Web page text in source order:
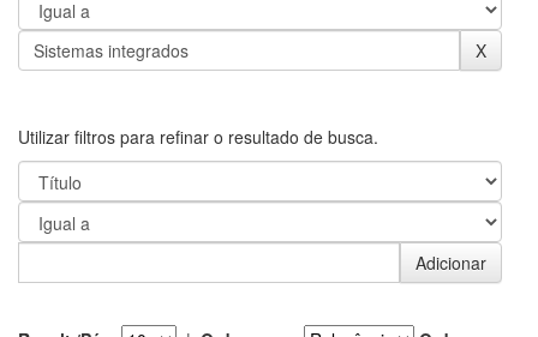
Utilizar filtros para refinar o resultado de busca.